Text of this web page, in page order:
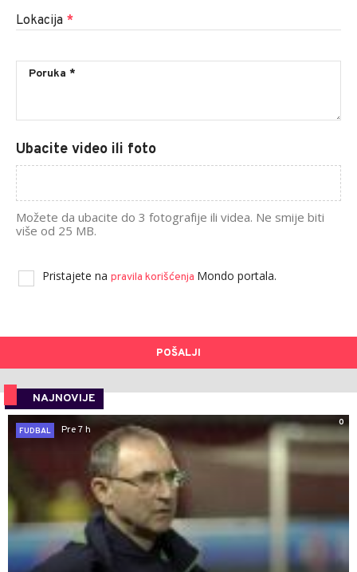
Lokacija *
Ubacite video ili foto
Možete da ubacite do 3 fotografije ili videa. Ne smije biti
više od 25 MB.
Pristajete na pravila korišćenja Mondo portala.
POŠALJI
NAJNOVIJE
0
FUDBAL
Pre 7 h